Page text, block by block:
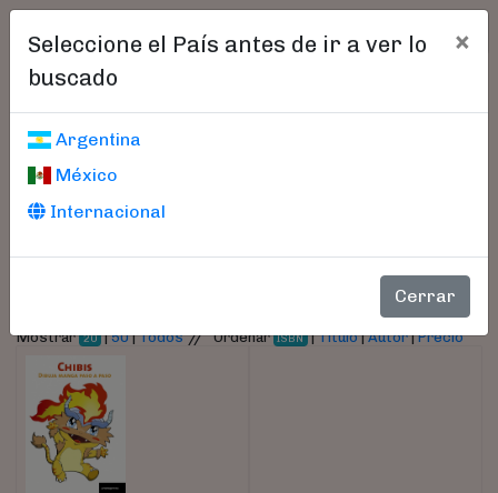
Seleccione el País antes de ir a ver lo
buscado
×
Argentina
México
Internacional
Cerrar
Libros encontrados
Parámetros
Mostrar 20 |50|Todos//Ordenar ISBN |Título|Autor|Precio